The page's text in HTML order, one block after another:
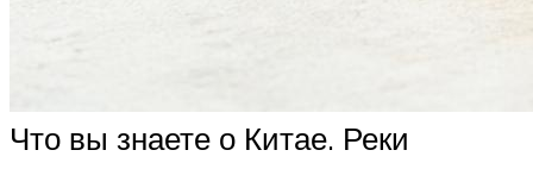
Что вы знаете о Китае. Реки